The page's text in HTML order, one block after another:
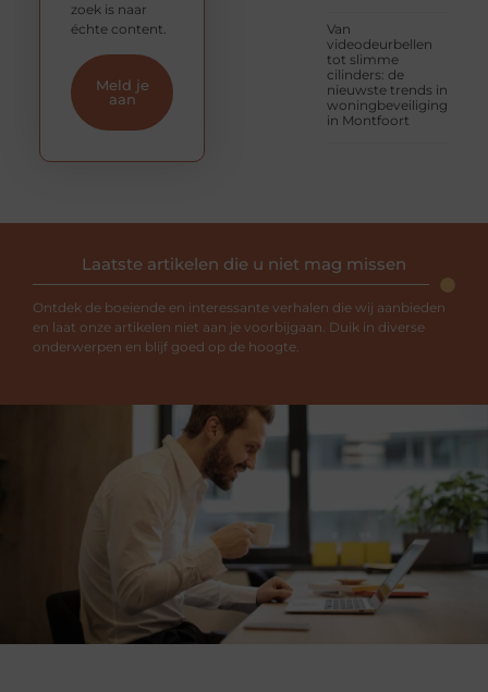
Van
videodeurbellen
tot slimme
cilinders: de
nieuwste trends in
woningbeveiliging
in Montfoort
zoek is naar
échte content.
Meld je
aan
Laatste artikelen die u niet mag missen
Ontdek de boeiende en interessante verhalen die wij aanbieden
en laat onze artikelen niet aan je voorbijgaan. Duik in diverse
onderwerpen en blijf goed op de hoogte.